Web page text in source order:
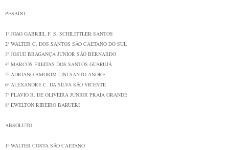
PESADO
1º JOAO GABRIEL F. S. SCHILITTLER SANTOS
2º WALTER C. DOS SANTOS SÃO CAETANO DO SUL
3º JOSUE BRAGANÇA JUNIOR SÃO BERNARDO
4º MARCOS FREITAS DOS SANTOS GUARUJÁ
5º ADRIANO AMORIM LINI SANTO ANDRE
6º ALEXANDRE C. DA SILVA SÃO VICENTE
7º FLAVIO R. DE OLIVEIRA JUNIOR PRAIA GRANDE
8º EWELTON RIBEIRO BARUERI
ABSOLUTO
1º WALTER COSTA SÃO CAETANO